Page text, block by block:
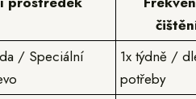
/ Speciální
1x týdně /
potřeby